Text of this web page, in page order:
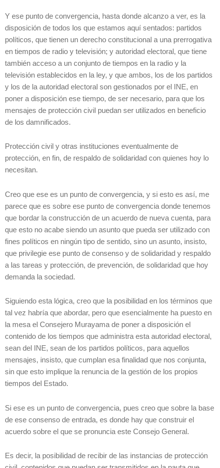
Y ese punto de convergencia, hasta donde alcanzo a ver, es la
disposición de todos los que estamos aquí sentados: partidos
políticos, que tienen un derecho constitucional a una prerrogativa
en tiempos de radio y televisión; y autoridad electoral, que tiene
también acceso a un conjunto de tiempos en la radio y la
televisión establecidos en la ley, y que ambos, los de los partidos
y los de la autoridad electoral son gestionados por el INE, en
poner a disposición ese tiempo, de ser necesario, para que los
mensajes de protección civil puedan ser utilizados en beneficio
de los damnificados.
Protección civil y otras instituciones eventualmente de
protección, en fin, de respaldo de solidaridad con quienes hoy lo
necesitan.
Creo que ese es un punto de convergencia, y si esto es así, me
parece que es sobre ese punto de convergencia donde tenemos
que bordar la construcción de un acuerdo de nueva cuenta, para
que esto no acabe siendo un asunto que pueda ser utilizado con
fines políticos en ningún tipo de sentido, sino un asunto, insisto,
que privilegie ese punto de consenso y de solidaridad y respaldo
a las tareas y protección, de prevención, de solidaridad que hoy
demanda la sociedad.
Siguiendo esta lógica, creo que la posibilidad en los términos que
tal vez habría que abordar, pero que esencialmente ha puesto en
la mesa el Consejero Murayama de poner a disposición el
contenido de los tiempos que administra esta autoridad electoral,
sean del INE, sean de los partidos políticos, para aquellos
mensajes, insisto, que cumplan esa finalidad que nos conjunta,
sin que esto implique la renuncia de la gestión de los propios
tiempos del Estado.
Si ese es un punto de convergencia, pues creo que sobre la base
de ese consenso de entrada, es donde hay que construir el
acuerdo sobre el que se pronuncia este Consejo General.
Es decir, la posibilidad de recibir de las instancias de protección